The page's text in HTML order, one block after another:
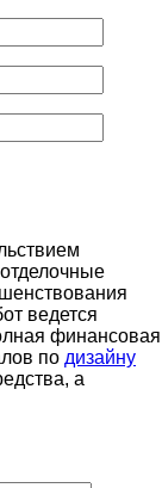
ведется
финансовая
по дизайну
а